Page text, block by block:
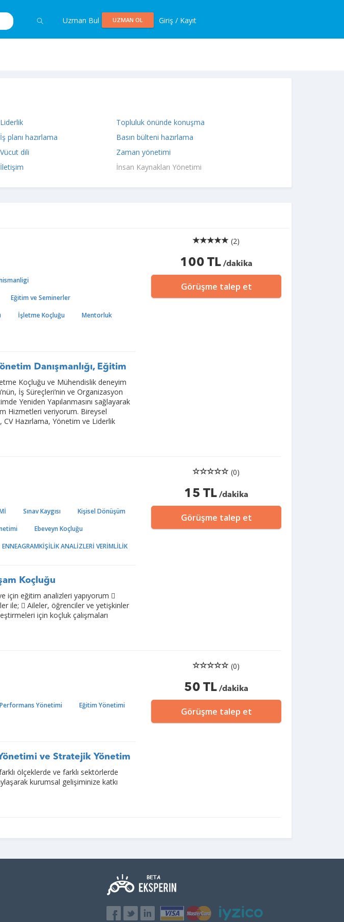
Uzman Bul UZMAN OL Giriş / Kayıt
Liderlik
Topluluk önünde konuşma
İş planı hazırlama
Basın bülteni hazırlama
Vücut dili
Zaman yönetimi
İletişim İnsan Kaynakları Yönetimi
Eğitim ve Seminerler
İşletme Koçluğu
Mentorluk
Danışmanlığı, Eğitim
Koçluğu ve Mühendislik deneyim
İş Süreçleri’nin ve Organizasyon
Yeniden Yapılanmasını sağlayarak
Hizmetleri veriyorum. Bireysel
CV Hazırlama, Yönetim ve Liderlik
(2)
100 TL /dakika
Görüşme talep et
Sınav Kaygısı
Kişisel Dönüşüm
Ebeveyn Koçluğu
ENNEAGRAMKİŞİLİK ANALİZLERİ VERİMLİLİK
Koçluğu
için eğitim analizleri yapıyorum 
ile;  Aileler, öğrenciler ve yetişkinler
için koçluk çalışmaları
(0)
15 TL /dakika
Görüşme talep et
Performans Yönetimi
Eğitim Yönetimi
ve Stratejik Yönetim
ölçeklerde ve farklı sektörlerde
kurumsal gelişiminize katkı
(0)
50 TL /dakika
Görüşme talep et